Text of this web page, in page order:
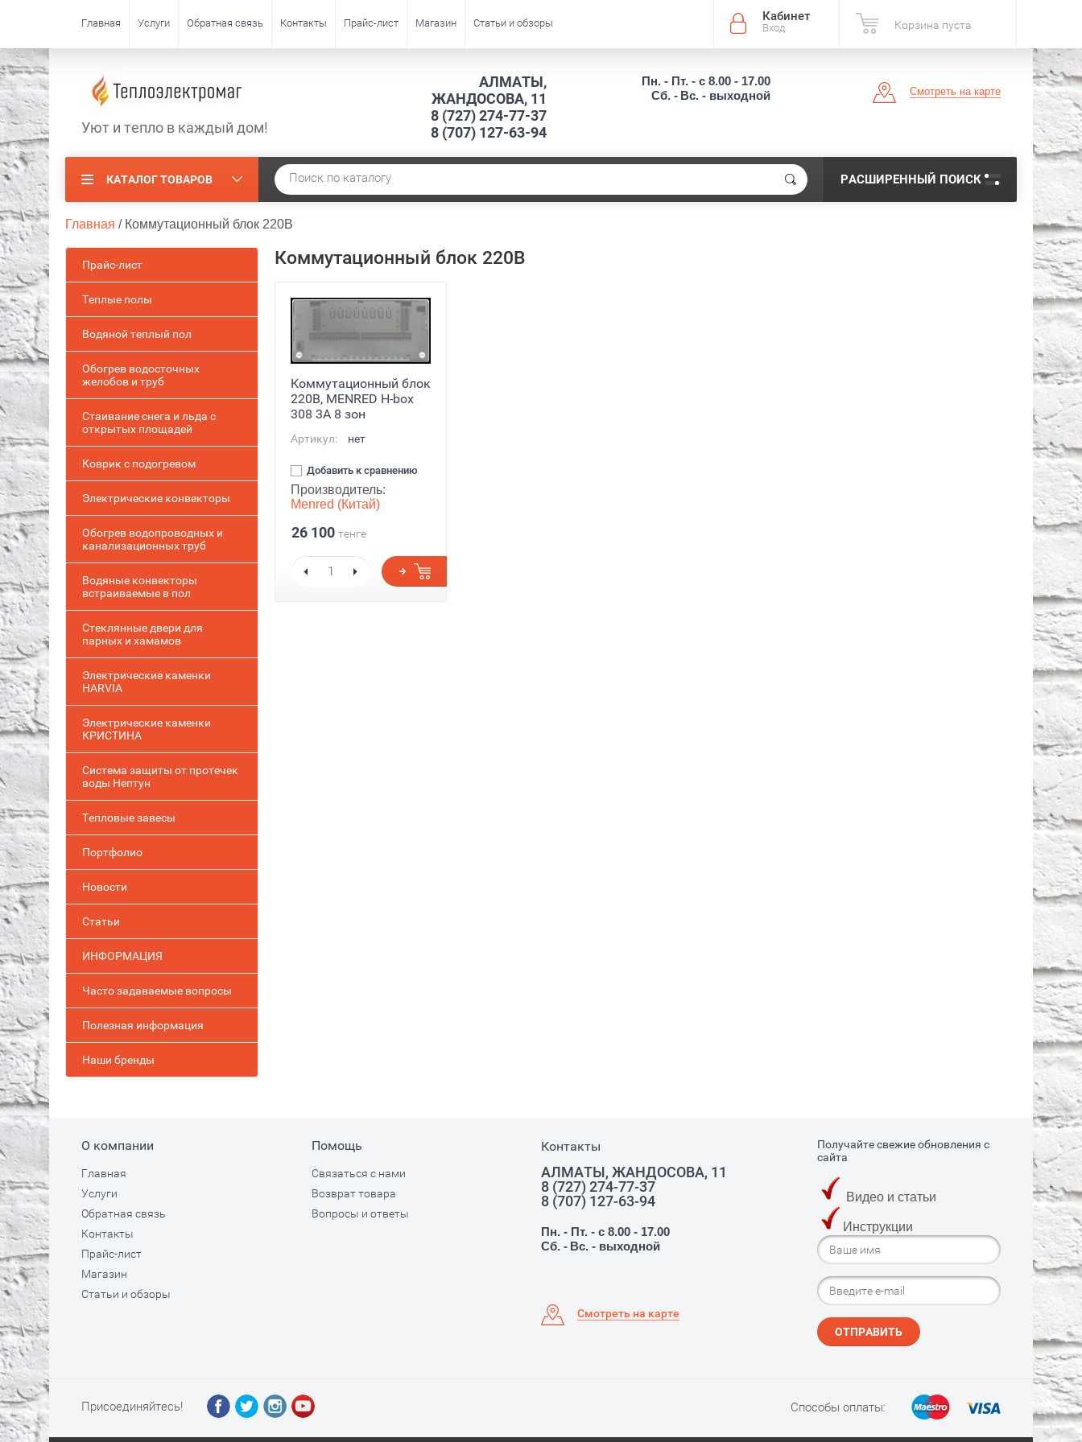
Кабинет
Вход Корзина пуста
Главная Услуги Обратная связь Контакты Прайс-лист Магазин Статьи и обзоры
Уют и тепло в каждый дом!
АЛМАТЫ,
ЖАНДОСОВА, 11
8 (727) 274-77-37
8 (707) 127-63-94
Пн. - Пт. - с 8.00 - 17.00
Сб. - Вс. - выходной Смотреть на карте
КАТАЛОГ ТОВАРОВ РАСШИРЕННЫЙ ПОИСК
Главная / Коммутационный блок 220В
Прайс-лист
Теплые полы
Водяной теплый пол
Обогрев водосточных
желобов и труб
Стаивание снега и льда с
открытых площадей
Коврик с подогревом
Электрические конвекторы
Обогрев водопроводных и
канализационных труб
Водяные конвекторы
встраиваемые в пол
Стеклянные двери для
парных и хамамов
Электрические каменки
HARVIA
Электрические каменки
КРИСТИНА
Система защиты от протечек
воды Нептун
Тепловые завесы
Портфолио
Новости
Статьи
ИНФОРМАЦИЯ
Часто задаваемые вопросы
Полезная информация
Наши бренды
Коммутационный блок 220В
Коммутационный блок
220В, MENRED H-box
308 3А 8 зон
Артикул: нет
Добавить к сравнению
Производитель:
Menred (Китай)
26 100 тенге
О компании
Главная
Услуги
Обратная связь
Контакты
Прайс-лист
Магазин
Статьи и обзоры
Помощь
Связаться с нами
Возврат товара
Вопросы и ответы
Контакты
АЛМАТЫ, ЖАНДОСОВА, 11
8 (727) 274-77-37
8 (707) 127-63-94
Пн. - Пт. - с 8.00 - 17.00
Сб. - Вс. - выходной
Смотреть на карте
Получайте свежие обновления с
сайта
Видео и статьи
Инструкции
ОТПРАВИТЬ
Присоединяйтесь! Способы оплаты: